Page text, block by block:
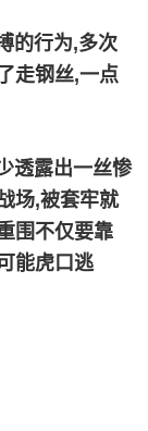
行为,多次
走钢丝,一点
露出一丝惨
场,被套牢就
围不仅要靠
能虎口逃